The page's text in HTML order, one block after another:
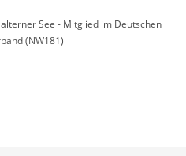
See - Mitglied im Deutschen
(NW181)